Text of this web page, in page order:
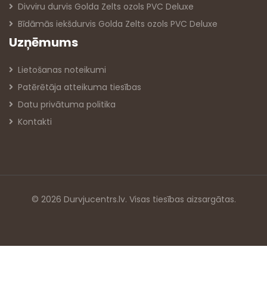
Divviru durvis Golda Zelts ozols PVC Deluxe
Bīdāmās iekšdurvis Golda Zelts ozols PVC Deluxe
Uzņēmums
Lietošanas noteikumi
Patērētāja atteikuma tiesības
Datu privātuma politika
Kontakti
© 2026 Durvjucentrs.lv. Visas tiesības aizsargātas.